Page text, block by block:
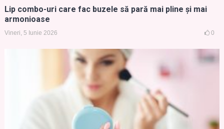
Lip combo-uri care fac buzele să pară mai pline și mai
armonioase
Vineri, 5 Iunie 2026 0